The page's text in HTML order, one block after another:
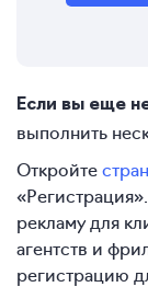
Если вы еще
выполнить
Откройте
рекламу для
агентств и
регистрацию